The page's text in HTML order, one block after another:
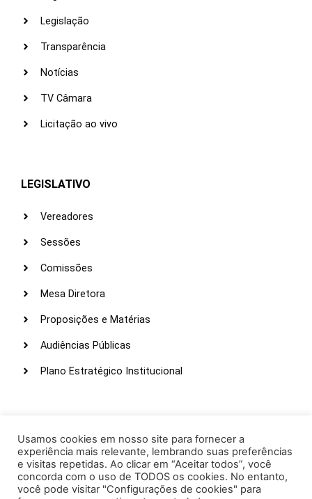
Legislação
Transparência
Notícias
TV Câmara
Licitação ao vivo
LEGISLATIVO
Vereadores
Sessões
Comissões
Mesa Diretora
Proposições e Matérias
Audiências Públicas
Plano Estratégico Institucional
Webmail
Intranet
Administração
Usamos cookies em nosso site para fornecer a
experiência mais relevante, lembrando suas preferências
e visitas repetidas. Ao clicar em “Aceitar todos”, você
concorda com o uso de TODOS os cookies. No entanto,
você pode visitar "Configurações de cookies" para